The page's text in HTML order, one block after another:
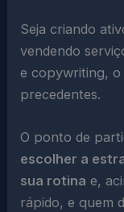
Seja criando
vendendo
e copywriting, o
precedentes.
O ponto de
escolher a
sua rotina e,
rápido, e quem